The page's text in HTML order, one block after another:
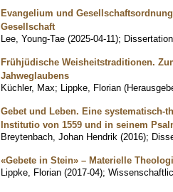
Evangelium und
Gesellschaft
Lee, Young-Tae (2025-04-11); Dissertation
Frühjüdische Weisheitstraditionen.
Jahweglaubens
Küchler, Max; Lippke, Florian
Gebet und Leben. Eine systematisch-
Institutio von 1559 und in seinem
Breytenbach, Johan Hendrik (2016);
«Gebete in Stein» – Materielle
Lippke, Florian (2017-04);